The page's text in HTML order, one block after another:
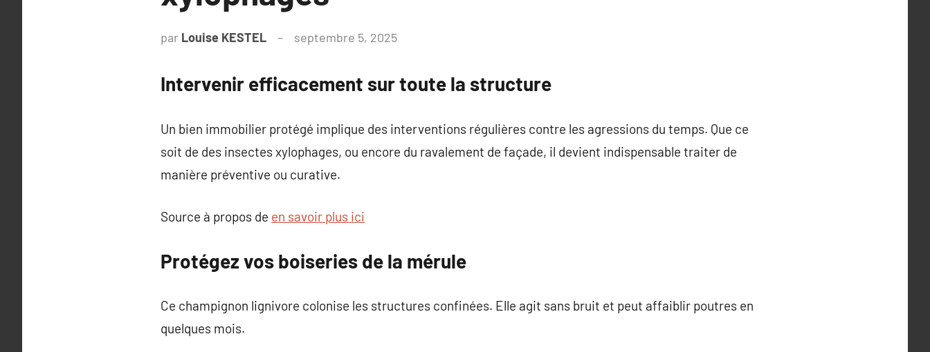
par Louise KESTEL septembre 5, 2025
Intervenir efficacement sur toute la structure
Un bien immobilier protégé implique des interventions régulières contre les agressions du temps. Que ce
soit de des insectes xylophages, ou encore du ravalement de façade, il devient indispensable traiter de
manière préventive ou curative.
Source à propos de en savoir plus ici
Protégez vos boiseries de la mérule
Ce champignon lignivore colonise les structures confinées. Elle agit sans bruit et peut affaiblir poutres en
quelques mois.